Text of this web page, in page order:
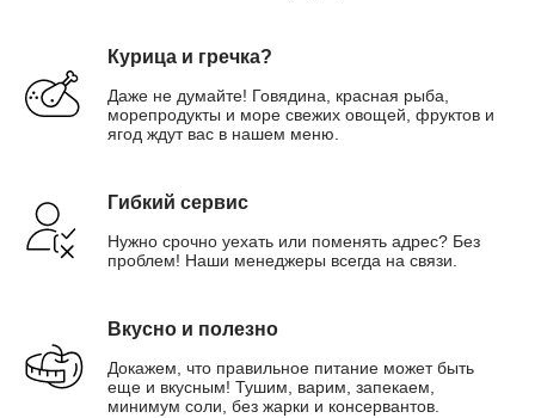
Курица и гречка?
Даже не думайте! Говядина, красная рыба,
морепродукты и море свежих овощей, фруктов и
ягод ждут вас в нашем меню.
Гибкий сервис
Нужно срочно уехать или поменять адрес? Без
проблем! Наши менеджеры всегда на связи.
Вкусно и полезно
Докажем, что правильное питание может быть
еще и вкусным! Тушим, варим, запекаем,
минимум соли, без жарки и консервантов.